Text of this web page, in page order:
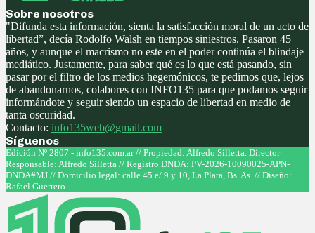
Sobre nosotros
"Difunda esta información, sienta la satisfacción moral de un acto de
libertad”, decía Rodolfo Walsh en tiempos siniestros. Pasaron 45
años, y aunque el macrismo no este en el poder continúa el blindaje
mediático. Justamente, para saber qué es lo que está pasando, sin
pasar por el filtro de los medios hegemónicos, te pedimos que, lejos
de abandonarnos, colabores con INFO135 para que podamos seguir
informándote y seguir siendo un espacio de libertad en medio de
tanta oscuridad.
Contacto: info135web@gmail.com
Síguenos
Facebook
Twitter
Instagram
Youtube
Edición Nº 2807 - info135.com.ar // Propiedad: Alfredo Silletta. Director
Responsable: Alfredo Silletta // Registro DNDA: PV-2026-10090025-APN-
DNDA#MJ // Domicilio legal: calle 45 e/ 9 y 10, La Plata, Bs. As. // Diseño:
Rafael Guerrero